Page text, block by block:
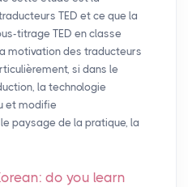
TED et ce que la
titrage TED en classe
motivation des traducteurs
si dans le
la technologie
et modifie
paysage de la pratique, la
do you learn